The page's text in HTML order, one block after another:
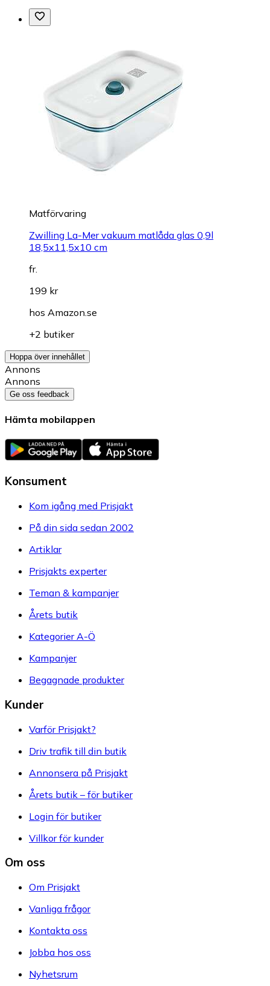
Matförvaring
Zwilling La-Mer vakuum matlåda glas 0,9l
18,5x11,5x10 cm
fr.
199 kr
hos Amazon.se
+2 butiker
Hoppa över innehållet
Annons
Annons
Ge oss feedback
Hämta mobilappen
Konsument
Kom igång med Prisjakt
På din sida sedan 2002
Artiklar
Prisjakts experter
Teman & kampanjer
Årets butik
Kategorier A-Ö
Kampanjer
Begagnade produkter
Kunder
Varför Prisjakt?
Driv trafik till din butik
Annonsera på Prisjakt
Årets butik – för butiker
Login för butiker
Villkor för kunder
Om oss
Om Prisjakt
Vanliga frågor
Kontakta oss
Jobba hos oss
Nyhetsrum